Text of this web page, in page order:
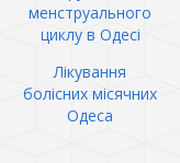
менструального
циклу в Одесі
Лікування
болісних місячних
Одеса